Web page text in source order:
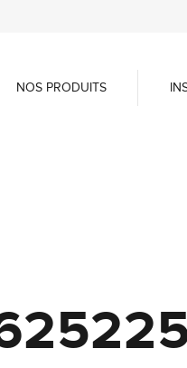
NOS PRODUITS